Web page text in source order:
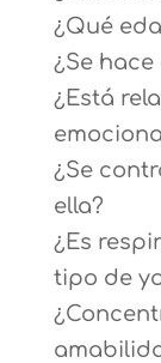
¿Qué
¿Se
¿Está
¿Se
ella?
¿Es
tipo de